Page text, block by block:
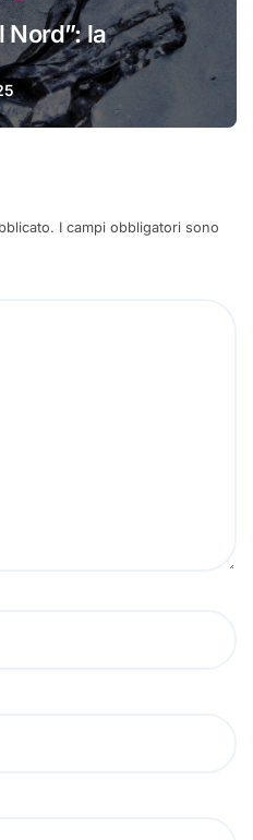
Nord”: la
I campi obbligatori sono